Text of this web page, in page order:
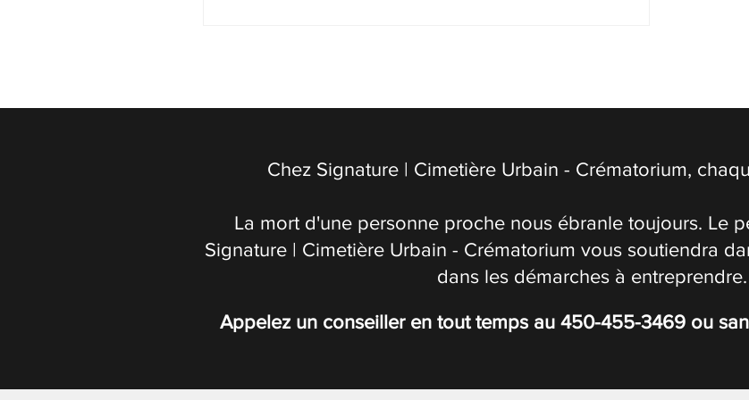
Chez Signature | Cimetière Urbain - Crématorium,
La mort d'une personne proche nous ébranle toujours. Le
Signature | Cimetière Urbain - Crématorium vous soutiendra
dans les démarches à entreprendre.
Appelez un conseiller en tout temps au 450-455-3469ou